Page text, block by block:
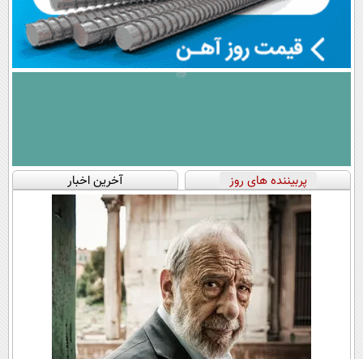
پربیننده های روز آخرین اخبار